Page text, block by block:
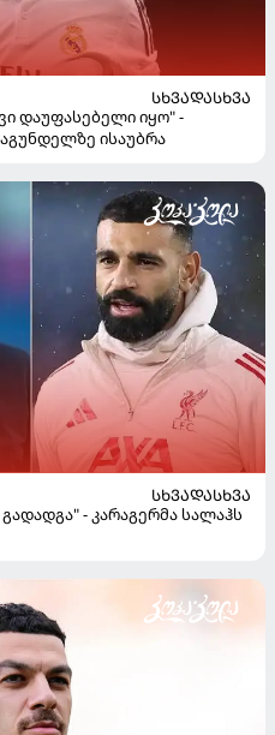
ᲡᲮᲕᲐᲓᲐᲡᲮᲕᲐ
დაუფასებელი იყო" -
ისაუბრა
ᲡᲮᲕᲐᲓᲐᲡᲮᲕᲐ
გადადგა" - კარაგერმა სალაჰს